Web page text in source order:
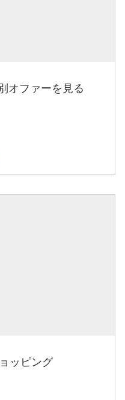
オファーを見る
ッピング